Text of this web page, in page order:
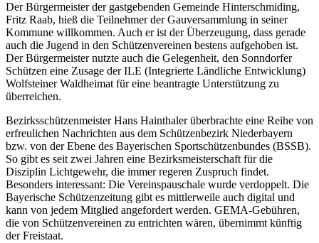
Der Bürgermeister der gastgebenden Gemeinde Hinterschmiding,
Fritz Raab, hieß die Teilnehmer der Gauversammlung in seiner
Kommune willkommen. Auch er ist der Überzeugung, dass gerade
auch die Jugend in den Schützenvereinen bestens aufgehoben ist.
Der Bürgermeister nutzte auch die Gelegenheit, den Sonndorfer
Schützen eine Zusage der ILE (Integrierte Ländliche Entwicklung)
Wolfsteiner Waldheimat für eine beantragte Unterstützung zu
überreichen.
Bezirksschützenmeister Hans Hainthaler überbrachte eine Reihe von
erfreulichen Nachrichten aus dem Schützenbezirk Niederbayern
bzw. von der Ebene des Bayerischen Sportschützenbundes (BSSB).
So gibt es seit zwei Jahren eine Bezirksmeisterschaft für die
Disziplin Lichtgewehr, die immer regeren Zuspruch findet.
Besonders interessant: Die Vereinspauschale wurde verdoppelt. Die
Bayerische Schützenzeitung gibt es mittlerweile auch digital und
kann von jedem Mitglied angefordert werden. GEMA-Gebühren,
die von Schützenvereinen zu entrichten wären, übernimmt künftig
der Freistaat.